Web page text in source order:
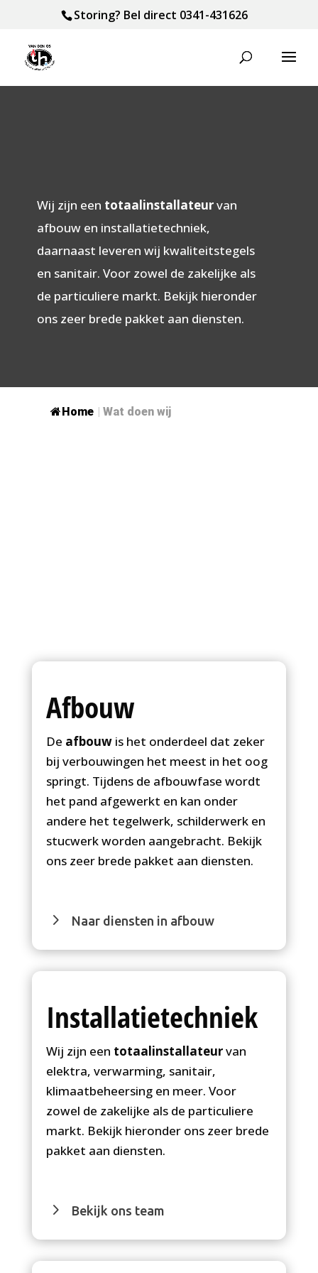
Storing? Bel direct 0341-431626
Wij zijn een totaalinstallateurvan
afbouw en installatietechniek,
daarnaast leveren wij kwaliteitstegels
en sanitair. Voor zowel de zakelijke als
de particuliere markt. Bekijk hieronder
ons zeer brede pakket aan diensten.
Home | Wat doen wij
Afbouw
De afbouwis het onderdeel dat zeker
bij verbouwingen het meest in het oog
springt. Tijdens de afbouwfase wordt
het pand afgewerkt en kan onder
andere het tegelwerk, schilderwerk en
stucwerk worden aangebracht. Bekijk
ons zeer brede pakket aan diensten.
Naar diensten in afbouw
Installatietechniek
Wij zijn een totaalinstallateurvan
elektra, verwarming, sanitair,
klimaatbeheersing en meer. Voor
zowel de zakelijke als de particuliere
markt. Bekijk hieronder ons zeer brede
pakket aan diensten.
Bekijk ons team